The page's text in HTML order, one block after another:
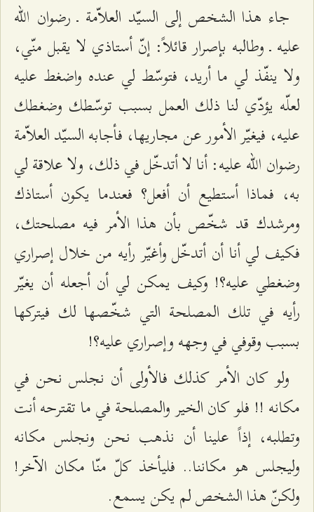
جاء هذا الشخص إلى السيّد العلاّمة ـ رضوان الله
عليه ـ وطالبه بإصرار قائلاً: إنّ أستاذي لا يقبل منّي،
ولا ينفّذ لي ما أريد، فتوسّط لي عنده واضغط عليه
لعلّه يؤدّي لنا ذلك العمل بسبب توسّطك وضغطك
عليه، فيغيّر الأمور عن مجاريها، فأجابه السيّد العلاّمة
رضوان الله عليه: أنا لا أتدخّل في ذلك، ولا علاقة لي
به، فماذا أستطيع أن أفعل؟ فعندما يكون أستاذك
ومرشدك قد شخّص بأن هذا الأمر فيه مصلحتك،
فكيف لي أنا أن أتدخّل وأغيّر رأيه من خلال إصراري
وضغطي عليه؟! وكيف يمكن لي أن أجعله أن يغيّر
رأيه في تلك المصلحة التي شخّصها لك فيتركها
بسبب وقوفي في وجهه وإصراري عليه؟!
ولو كان الأمر كذلك فالأولى أن نجلس نحن في
مكانه !! فلو كان الخير والمصلحة في ما تقترحه أنت
وتطلبه، إذاً علينا أن نذهب نحن ونجلس مكانه
وليجلس هو مكاننا.. فليأخذ كلّ منّا مكان الآخر!
ولكنّ هذا الشخص لم يكن يسمع.